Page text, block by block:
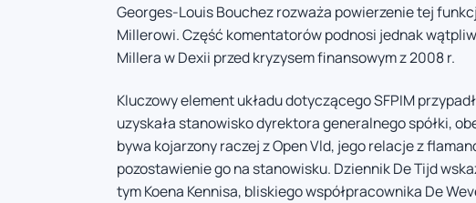
Georges-Louis Bouchez rozważa powierzenie tej
Millerowi. Część komentatorów podnosi jednak
Millera w Dexii przed kryzysem finansowym z 2008 r.
Kluczowy element układu dotyczącego SFPIM
uzyskała stanowisko dyrektora generalnego spółki,
bywa kojarzony raczej z Open Vld, jego relacje z
pozostawienie go na stanowisku. Dziennik De Tijd
tym Koena Kennisa, bliskiego współpracownika De